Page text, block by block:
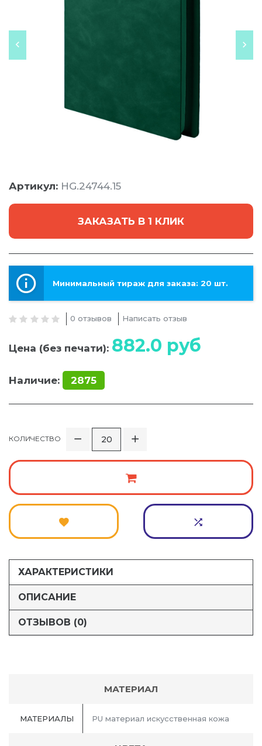
Артикул: HG.24744.15
ЗАКАЗАТЬ В 1 КЛИК
Минимальный тираж для заказа: 20 шт.
0 отзывов Написать отзыв
Цена (без печати): 882.0 руб
Наличие: 2875
КОЛИЧЕСТВО
ХАРАКТЕРИСТИКИ
ОПИСАНИЕ
ОТЗЫВОВ (0)
МАТЕРИАЛ
МАТЕРИАЛЫ PU материал искусственная кожа